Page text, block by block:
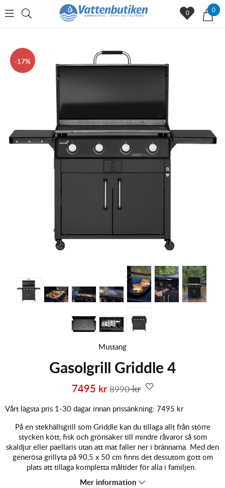
0
0
17
Mustang
Gasolgrill Griddle 4
8990kr
7495 kr
Vårt lägsta pris 1-30 dagar innan prissänkning: 7495 kr
På en stekhällsgrill som Griddle kan du tillaga allt från större
stycken kött, fisk och grönsaker till mindre råvaror så som
skaldjur eller paellaris utan att mat faller ner i brännarna. Med den
generösa grillyta på 90,5 x 50 cm finns det dessutom gott om
plats att tillaga kompletta måltider för alla i familjen.
Mer information